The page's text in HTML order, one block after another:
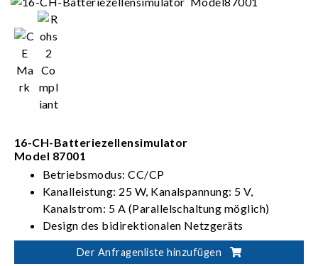
Kommunikationsprotokolle, z. B. CANbus,
CANFD, LINbus und mehr
16-CH-Batteriezellensimulator
Model 87001
Betriebsmodus: CC/CP
Kanalleistung: 25 W, Kanalspannung: 5 V,
Kanalstrom: 5 A (Parallelschaltung möglich)
Design des bidirektionalen Netzgeräts
Kann Spannung eines 480-Zellen-Batteriepacks
simulieren (240 cells in series and 2 cells in
Der Anfragenliste hinzufügen